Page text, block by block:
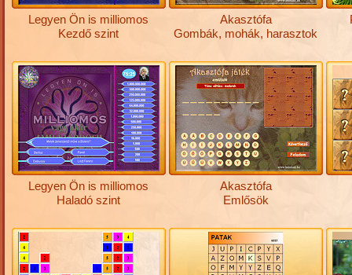
Legyen Ön is milliomos
Kezdő szint
Akasztófa
Gombák, mohák, harasztok
Legyen Ön is milliomos
Haladó szint
Akasztófa
Emlősök